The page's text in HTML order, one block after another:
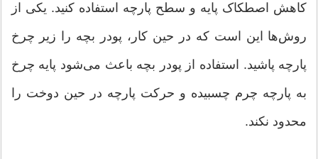
کاهش اصطکاک پایه و سطح پارچه استفاده کنید. یکی از
روش‌ها این است که در حین کار، پودر بچه را زیر چرخ
پارچه پاشید. استفاده از پودر بچه باعث می‌شود پایه چرخ
به پارچه چرم چسبیده و حرکت پارچه در حین دوخت را
محدود نکند.